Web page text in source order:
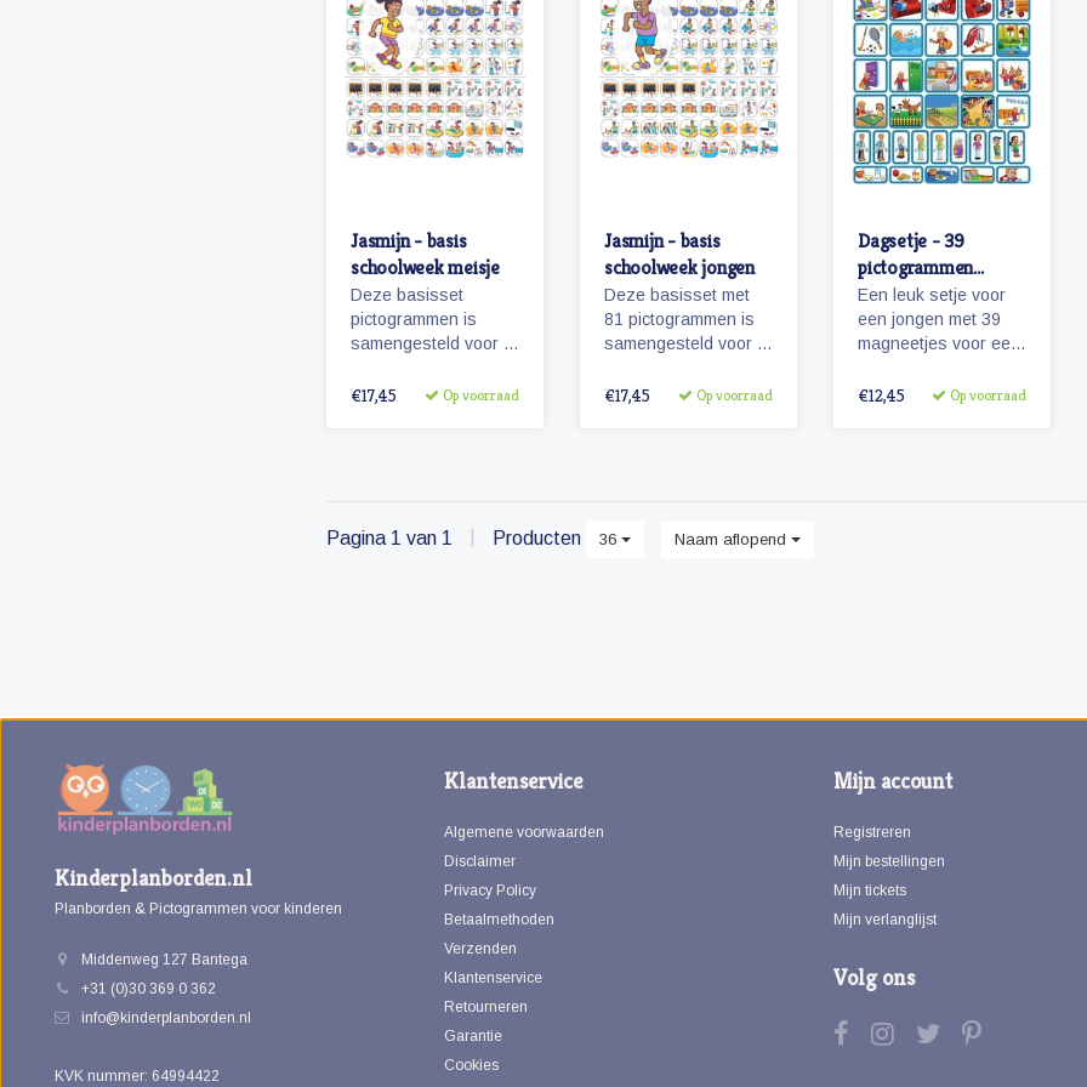
Jasmijn - basis
schoolweek meisje
Deze basisset
pictogrammen is
samengesteld voor 5
op hoofdactiviteiten
€17,45 Op voorraad
Jasmijn - basis
schoolweek jongen
Deze basisset met
81 pictogrammen is
samengesteld voor 5
op hoofdactiviteiten
€17,45 Op voorraad
Dagsetje - 39
pictogrammen
(jongen)
Een leuk setje voor
een jongen met 39
magneetjes voor een
o.a. magneetjes voor
€12,45 Op voorraad
Pagina 1 van 1 Producten 36 Naam aflopend
Kinderplanborden.nl
Planborden & Pictogrammen voor kinderen
Middenweg 127 Bantega
+31 (0)30 369 0 362
info@kinderplanborden.nl
KVK nummer: 64994422
Klantenservice
Algemene voorwaarden
Disclaimer
Privacy Policy
Betaalmethoden
Verzenden
Klantenservice
Retourneren
Garantie
Cookies
Mijn account
Registreren
Mijn bestellingen
Mijn tickets
Mijn verlanglijst
Volg ons